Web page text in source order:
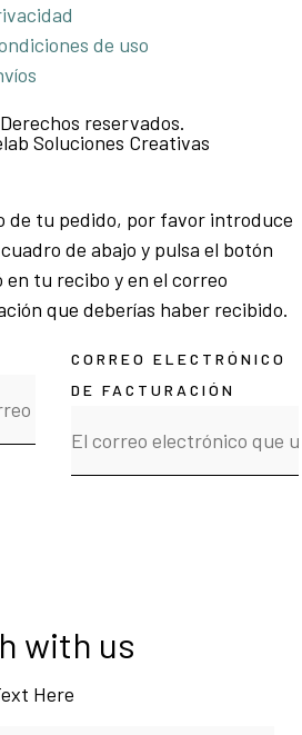
de uso
reservados.
Soluciones Creativas
de tu pedido, por favor introduce
de abajo y pulsa el botón
en tu recibo y en el correo
que deberías haber recibido.
CORREO ELECTRÓNICO
DE FACTURACIÓN
with us
Here